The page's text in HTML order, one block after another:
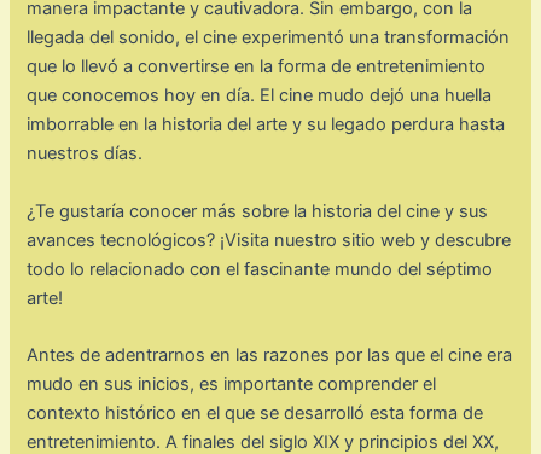
manera impactante y cautivadora. Sin embargo, con la
llegada del sonido, el cine experimentó una transformación
que lo llevó a convertirse en la forma de entretenimiento
que conocemos hoy en día. El cine mudo dejó una huella
imborrable en la historia del arte y su legado perdura hasta
nuestros días.
¿Te gustaría conocer más sobre la historia del cine y sus
avances tecnológicos? ¡Visita nuestro sitio web y descubre
todo lo relacionado con el fascinante mundo del séptimo
arte!
Antes de adentrarnos en las razones por las que el cine era
mudo en sus inicios, es importante comprender el
contexto histórico en el que se desarrolló esta forma de
entretenimiento. A finales del siglo XIX y principios del XX,